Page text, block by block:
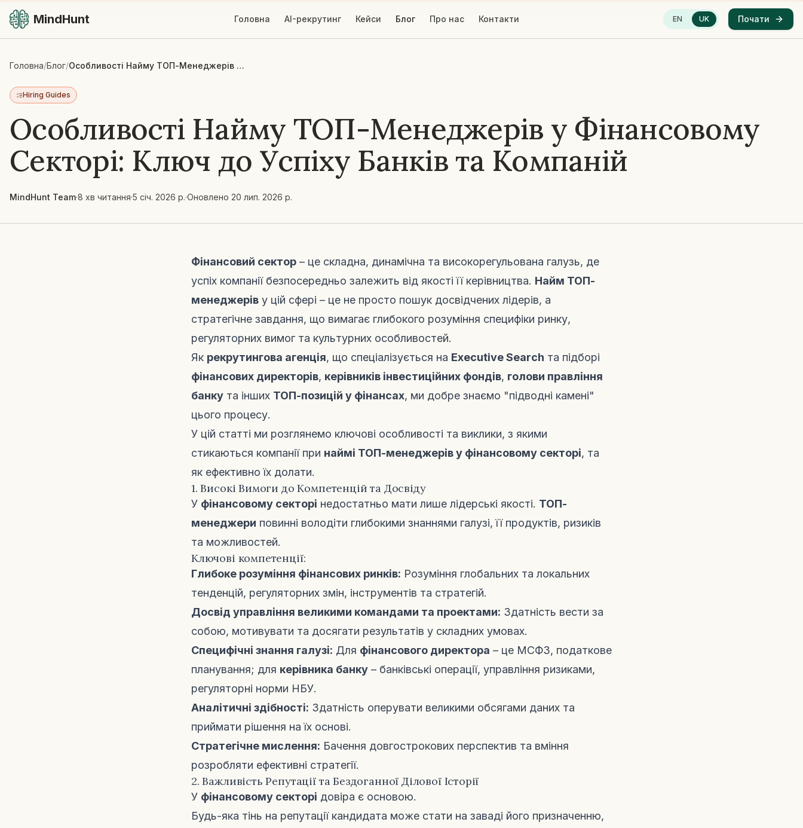
MindHunt Головна AI-рекрутинг Кейси Блог Про нас Контакти EN UK Почати
Головна/Блог/ Особливості Найму ТОП-Менеджерів у Фінансовому Секторі: Ключ до Успіху Банків та Компаній
Hiring Guides
Особливості Найму ТОП-Менеджерів у Фінансовому
Секторі: Ключ до Успіху Банків та Компаній
MindHunt Team·8 хв читання·5 січ. 2026 р.·Оновлено 20 лип. 2026 р.
Фінансовий сектор – це складна, динамічна та високорегульована галузь, де
успіх компанії безпосередньо залежить від якості її керівництва. Найм ТОП-
менеджерів у цій сфері – це не просто пошук досвідчених лідерів, а
стратегічне завдання, що вимагає глибокого розуміння специфіки ринку,
регуляторних вимог та культурних особливостей.
Як рекрутингова агенція, що спеціалізується на Executive Search та підборі
фінансових директорів, керівників інвестиційних фондів, голови правління
банку та інших ТОП-позицій у фінансах, ми добре знаємо "підводні камені"
цього процесу.
У цій статті ми розглянемо ключові особливості та виклики, з якими
стикаються компанії при наймі ТОП-менеджерів у фінансовому секторі, та
як ефективно їх долати.
1. Високі Вимоги до Компетенцій та Досвіду
У фінансовому секторі недостатньо мати лише лідерські якості. ТОП-
менеджери повинні володіти глибокими знаннями галузі, її продуктів, ризиків
та можливостей.
Ключові компетенції:
Глибоке розуміння фінансових ринків: Розуміння глобальних та локальних
тенденцій, регуляторних змін, інструментів та стратегій.
Досвід управління великими командами та проектами: Здатність вести за
собою, мотивувати та досягати результатів у складних умовах.
Специфічні знання галузі: Для фінансового директора – це МСФЗ, податкове
планування; для керівника банку – банківські операції, управління ризиками,
регуляторні норми НБУ.
Аналітичні здібності: Здатність оперувати великими обсягами даних та
приймати рішення на їх основі.
Стратегічне мислення: Бачення довгострокових перспектив та вміння
розробляти ефективні стратегії.
2. Важливість Репутації та Бездоганної Ділової Історії
У фінансовому секторі довіра є основою.
Будь-яка тінь на репутації кандидата може стати на заваді його призначенню,